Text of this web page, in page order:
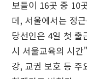
보들이 16곳 중 10
데, 서울에서는 정
당선인은 4일 첫
시 서울교육의 시
강, 교권 보호 등 주